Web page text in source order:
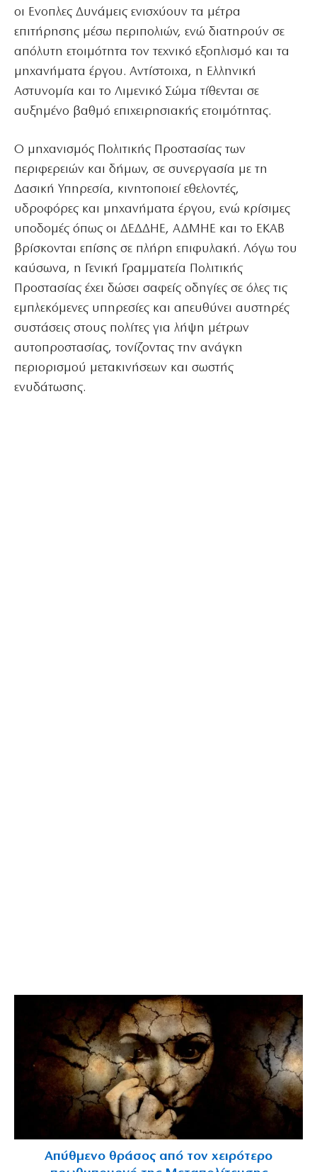
οι Ενοπλες Δυνάμεις ενισχύουν τα μέτρα
επιτήρησης μέσω περιπολιών, ενώ διατηρούν σε
απόλυτη ετοιμότητα τον τεχνικό εξοπλισμό και τα
μηχανήματα έργου. Αντίστοιχα, η Ελληνική
Αστυνομία και το Λιμενικό Σώμα τίθενται σε
αυξημένο βαθμό επιχειρησιακής ετοιμότητας.
Ο μηχανισμός Πολιτικής Προστασίας των
περιφερειών και δήμων, σε συνεργασία με τη
Δασική Υπηρεσία, κινητοποιεί εθελοντές,
υδροφόρες και μηχανήματα έργου, ενώ κρίσιμες
υποδομές όπως οι ΔΕΔΔΗΕ, ΑΔΜΗΕ και το ΕΚΑΒ
βρίσκονται επίσης σε πλήρη επιφυλακή. Λόγω του
καύσωνα, η Γενική Γραμματεία Πολιτικής
Προστασίας έχει δώσει σαφείς οδηγίες σε όλες τις
εμπλεκόμενες υπηρεσίες και απευθύνει αυστηρές
συστάσεις στους πολίτες για λήψη μέτρων
αυτοπροστασίας, τονίζοντας την ανάγκη
περιορισμού μετακινήσεων και σωστής
ενυδάτωσης.
Απύθμενο θράσος από τον χειρότερο